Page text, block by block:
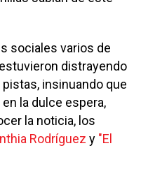
sociales varios de
distrayendo
insinuando que
la dulce espera,
la noticia, los
Rodríguez y "El